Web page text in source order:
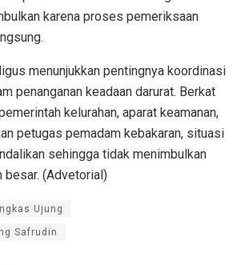
karena proses pemeriksaan
menunjukkan pentingnya koordinasi
penanganan keadaan darurat. Berkat
kelurahan, aparat keamanan,
petugas pemadam kebakaran, situasi
sehingga tidak menimbulkan
besar. (Advetorial)
Ujung
Safrudin